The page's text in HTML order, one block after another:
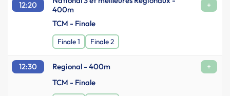
12:20
400m
+
TCM - Finale
Finale 1 Finale 2
12:30 Regional - 400m
+
TCM - Finale